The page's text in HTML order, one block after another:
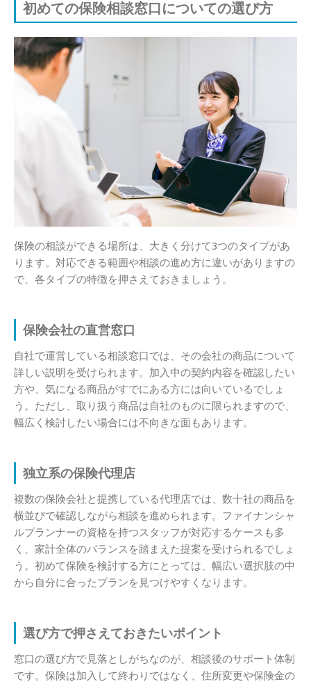
初めての保険相談窓口についての選び方
保険の相談ができる場所は、大きく分けて3つのタイプがあ
ります。対応できる範囲や相談の進め方に違いがありますの
で、各タイプの特徴を押さえておきましょう。
保険会社の直営窓口
自社で運営している相談窓口では、その会社の商品について
詳しい説明を受けられます。加入中の契約内容を確認したい
方や、気になる商品がすでにある方には向いているでしょ
う。ただし、取り扱う商品は自社のものに限られますので、
幅広く検討したい場合には不向きな面もあります。
独立系の保険代理店
複数の保険会社と提携している代理店では、数十社の商品を
横並びで確認しながら相談を進められます。ファイナンシャ
ルプランナーの資格を持つスタッフが対応するケースも多
く、家計全体のバランスを踏まえた提案を受けられるでしょ
う。初めて保険を検討する方にとっては、幅広い選択肢の中
から自分に合ったプランを見つけやすくなります。
選び方で押さえておきたいポイント
窓口の選び方で見落としがちなのが、相談後のサポート体制
です。保険は加入して終わりではなく、住所変更や保険金の